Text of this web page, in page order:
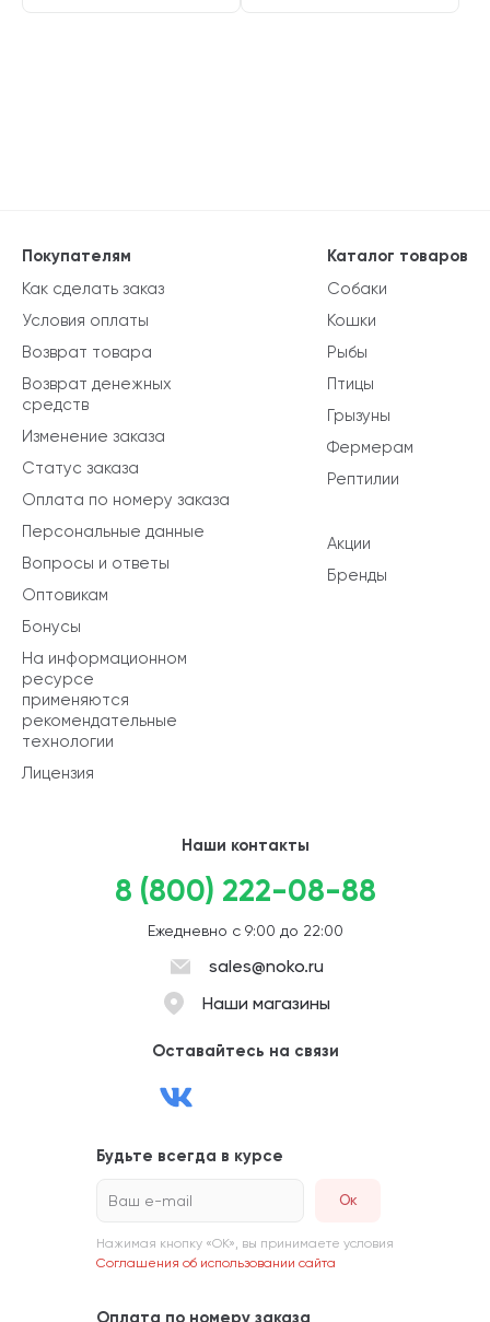
Каталог товаров
Собаки
Кошки
Рыбы
Птицы
Грызуны
Фермерам
Рептилии
Акции
Бренды
Покупателям
Как сделать заказ
Условия оплаты
Возврат товара
Возврат денежных
средств
Изменение заказа
Статус заказа
Оплата по номеру заказа
Персональные данные
Вопросы и ответы
Оптовикам
Бонусы
На информационном
ресурсе
применяются
рекомендательные
технологии
Лицензия
Наши контакты
8 (800) 222-08-88
Ежедневно с 9:00 до 22:00
sales@noko.ru
Наши магазины
Оставайтесь на связи
Будьте всегда в курсе
Ваш e-mail
Нажимая кнопку «ОК», вы принимаете условия
Соглашения об использовании сайта
Оплата по номеру заказа